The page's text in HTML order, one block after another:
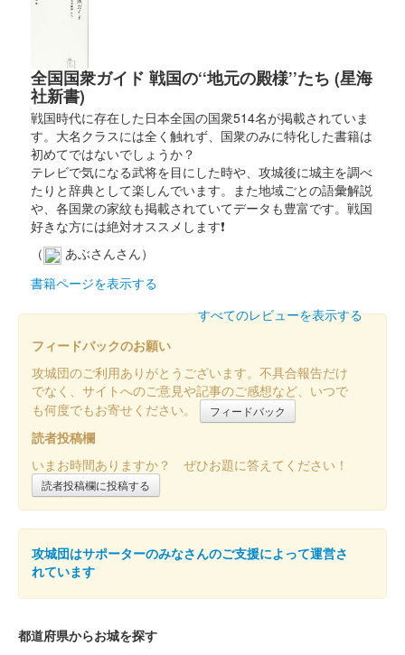
全国国衆ガイド 戦国の‘‘地元の殿様’’たち (星海
社新書)
戦国時代に存在した日本全国の国衆514名が掲載されていま
す。大名クラスには全く触れず、国衆のみに特化した書籍は
初めてではないでしょうか？
テレビで気になる武将を目にした時や、攻城後に城主を調べ
たりと辞典として楽しんでいます。また地域ごとの語彙解説
や、各国衆の家紋も掲載されていてデータも豊富です。戦国
好きな方には絶対オススメします❗
（
あぶさんさん）
書籍ページを表示する
すべてのレビューを表示する
フィードバックのお願い
攻城団のご利用ありがとうございます。不具合報告だけ
でなく、サイトへのご意見や記事のご感想など、いつで
も何度でもお寄せください。
フィードバック
読者投稿欄
いまお時間ありますか？ ぜひお題に答えてください！
読者投稿欄に投稿する
攻城団はサポーターのみなさんのご支援によって運営さ
れています
都道府県からお城を探す